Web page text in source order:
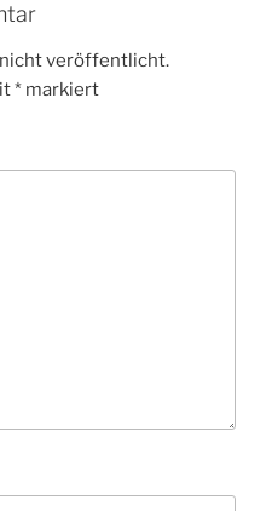
veröffentlicht.
* markiert